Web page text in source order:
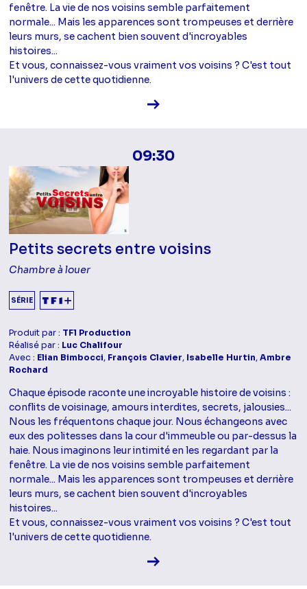
fenêtre. La vie de nos voisins semble parfaitement
normale... Mais les apparences sont trompeuses et derrière
leurs murs, se cachent bien souvent d'incroyables
histoires...
Et vous, connaissez-vous vraiment vos voisins ? C'est tout
l'univers de cette quotidienne.
Voir la fiche diffusion
09:30
Petits secrets entre voisins
Chambre à louer
SÉRIE
Produit par : TF1 Production
Réalisé par : Luc Chalifour
Avec : Elian Bimbocci, François Clavier, Isabelle Hurtin,Ambre
Rochard
Chaque épisode raconte une incroyable histoire de voisins :
conflits de voisinage, amours interdites, secrets, jalousies...
Nous les fréquentons chaque jour. Nous échangeons avec
eux des politesses dans la cour d'immeuble ou par-dessus la
haie. Nous imaginons leur intimité en les regardant par la
fenêtre. La vie de nos voisins semble parfaitement
normale... Mais les apparences sont trompeuses et derrière
leurs murs, se cachent bien souvent d'incroyables
histoires...
Et vous, connaissez-vous vraiment vos voisins ? C'est tout
l'univers de cette quotidienne.
Voir la fiche diffusion